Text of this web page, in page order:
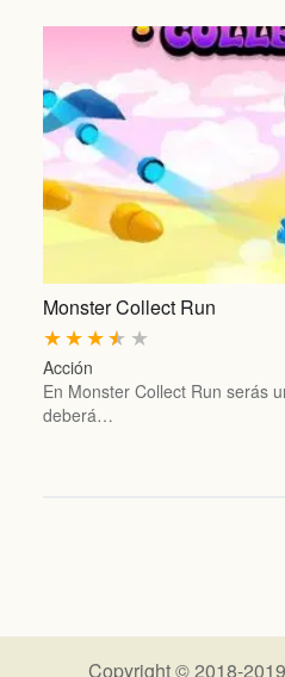
Monster Collect Run
★
★
★
★
★
Acción
En Monster Collect Run serás
deberá…
Copyright © 2018-